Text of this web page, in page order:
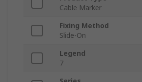
Cable Marker
Fixing Method
Slide-On
Legend
7